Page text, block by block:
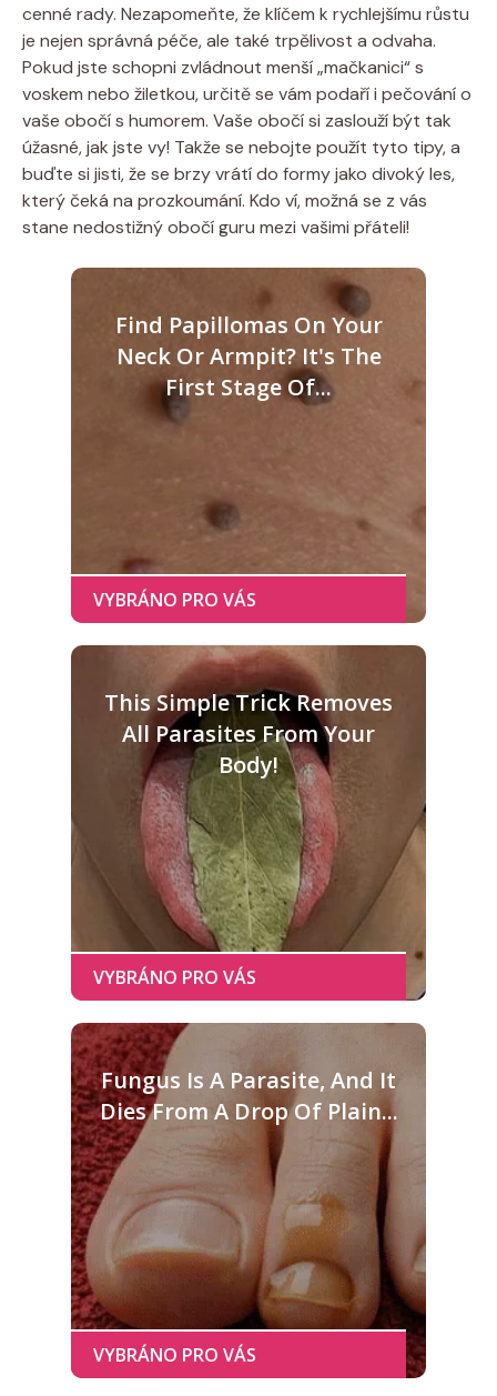
cenné rady. Nezapomeňte, že klíčem k rychlejšímu růstu
je nejen správná péče, ale také trpělivost a odvaha.
Pokud jste schopni zvládnout menší „mačkanici“ s
voskem nebo žiletkou, určitě se vám podaří i pečování o
vaše obočí s humorem. Vaše obočí si zaslouží být tak
úžasné, jak jste vy! Takže se nebojte použít tyto tipy, a
buďte si jisti, že se brzy vrátí do formy jako divoký les,
který čeká na prozkoumání. Kdo ví, možná se z vás
stane nedostižný obočí guru mezi vašimi přáteli!
Find Papillomas On Your
Neck Or Armpit? It's The
First Stage Of...
This Simple Trick Removes
All Parasites From Your
Body!
Fungus Is A Parasite, And It
Dies From A Drop Of Plain...